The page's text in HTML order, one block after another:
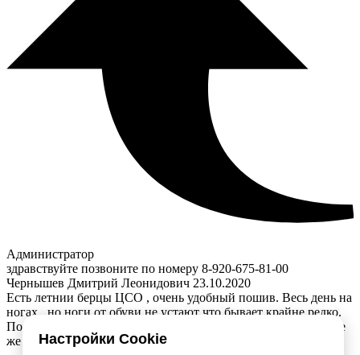
Настройки Cookie
Администратор
здравствуйте позвоните по номеру 8-920-675-81-00
Чернышев Дмитрий Леонидович 23.10.2020
Есть летнии берцы ЦСО , очень удобный пошив. Весь день на
ногах , но ноги от обуви не устают что бывает крайне редко.
Поэтому когда встал вопрос поо зимнюю обувь выбрал такие
же утепленные.